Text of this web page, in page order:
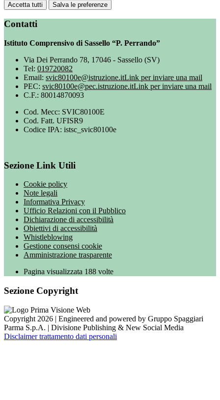
Accetta tutti Salva le preferenze
Contatti
Istituto Comprensivo di Sassello “P. Perrando”
Via Dei Perrando 78, 17046 - Sassello (SV)
Tel: 019720082
Email: svic80100e@istruzione.itLink per inviare una mail
PEC: svic80100e@pec.istruzione.itLink per inviare una mail
C.F.: 80014870093
Cod. Mecc: SVIC80100E
Cod. Fatt. UFISR9
Codice IPA: istsc_svic80100e
Sezione Link Utili
Cookie policy
Note legali
Informativa Privacy
Ufficio Relazioni con il Pubblico
Dichiarazione di accessibilità
Obiettivi di accessibilità
Whistleblowing
Gestione consensi cookie
Amministrazione trasparente
Pagina visualizzata 188 volte
Sezione Copyright
Copyright 2026 | Engineered and powered by Gruppo Spaggiari
Parma S.p.A. | Divisione Publishing & New Social Media
Disclaimer trattamento dati personali